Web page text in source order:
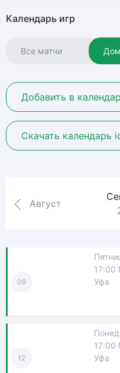
Календарь игр
Все матчи
Добавить в
Скачать календарь
Август
09
17:00
Уфа
12
17:00
Уфа